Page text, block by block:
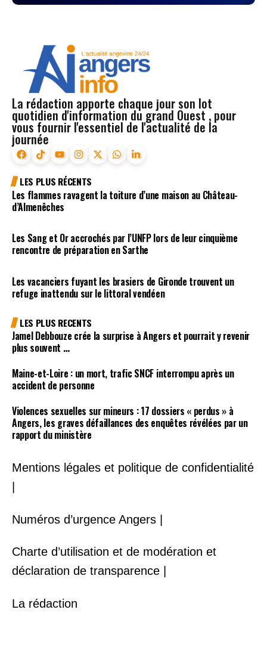
La rédaction apporte chaque jour son lot
quotidien d'information du grand Ouest , pour
vous fournir l'essentiel de l'actualité de la
journée
LES PLUS RÉCENTS
Les flammes ravagent la toiture d’une maison au Château-
d’Almenêches
Les Sang et Or accrochés par l’UNFP lors de leur cinquième
rencontre de préparation en Sarthe
Les vacanciers fuyant les brasiers de Gironde trouvent un
refuge inattendu sur le littoral vendéen
LES PLUS RECENTS
Jamel Debbouze crée la surprise à Angers et pourrait y revenir
plus souvent …
Maine-et-Loire : un mort, trafic SNCF interrompu après un
accident de personne
Violences sexuelles sur mineurs : 17 dossiers « perdus » à
Angers, les graves défaillances des enquêtes révélées par un
rapport du ministère
Mentions légales et politique de confidentialité
Numéros d’urgence Angers |
Charte d’utilisation et de modération et
déclaration de transparence |
La rédaction